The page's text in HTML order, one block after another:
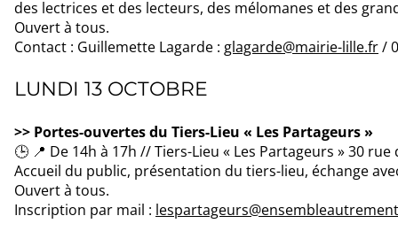
des lectrices et des lecteurs, des mélomanes et des
Ouvert à tous.
Contact : Guillemette Lagarde : glagarde@mairie-lille.fr/
LUNDI 13 OCTOBRE
>> Portes-ouvertes du Tiers-Lieu « Les Partageurs »
🕒 📍 De 14h à 17h // Tiers-Lieu « Les Partageurs » 30
Accueil du public, présentation du tiers-lieu, échange
Ouvert à tous.
Inscription par mail :